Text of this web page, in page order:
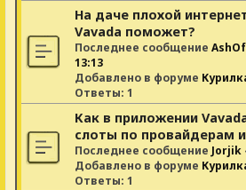
На даче плохой
Vavada поможет?
Последнее сообщение
13:13
Добавлено в форуме
Ответы: 1
Как в приложении
слоты по провайдерам
Последнее сообщение Jorjik
Добавлено в форуме
Ответы: 1